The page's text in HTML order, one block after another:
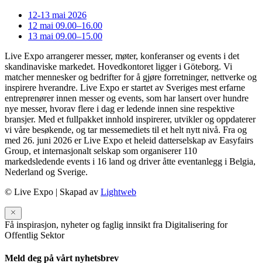
12-13 mai 2026
12 mai 09.00–16.00
13 mai 09.00–15.00
Live Expo arrangerer messer, møter, konferanser og events i det
skandinaviske markedet. Hovedkontoret ligger i Göteborg. Vi
matcher mennesker og bedrifter for å gjøre forretninger, nettverke og
inspirere hverandre. Live Expo er startet av Sveriges mest erfarne
entreprenører innen messer og events, som har lansert over hundre
nye messer, hvorav flere i dag er ledende innen sine respektive
bransjer. Med et fullpakket innhold inspirerer, utvikler og oppdaterer
vi våre besøkende, og tar messemediets til et helt nytt nivå. Fra og
med 26. juni 2026 er Live Expo et heleid datterselskap av Easyfairs
Group, et internasjonalt selskap som organiserer 110
markedsledende events i 16 land og driver åtte eventanlegg i Belgia,
Nederland og Sverige.
© Live Expo | Skapad av Lightweb
Få inspirasjon, nyheter og faglig innsikt fra Digitalisering for
Offentlig Sektor
Meld deg på vårt nyhetsbrev